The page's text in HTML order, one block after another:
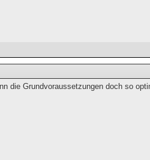
die Grundvoraussetzungen doch so